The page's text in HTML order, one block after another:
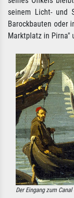
seinem Licht- und
Barockbauten oder
Marktplatz in Pirna"
Der Eingang zum